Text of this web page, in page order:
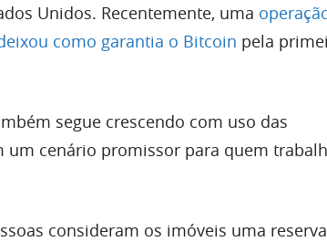
Unidos. Recentemente, uma
como garantia o Bitcoin pela
segue crescendo com uso das
um cenário promissor para quem
consideram os imóveis uma